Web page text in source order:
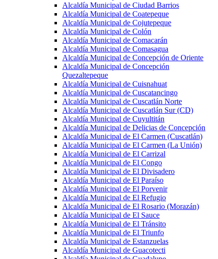
Alcaldía Municipal de Ciudad Barrios
Alcaldía Municipal de Coatepeque
Alcaldía Municipal de Cojutepeque
Alcaldía Municipal de Colón
Alcaldía Municipal de Comacarán
Alcaldía Municipal de Comasagua
Alcaldía Municipal de Concepción de Oriente
Alcaldía Municipal de Concepción
Quezaltepeque
Alcaldía Municipal de Cuisnahuat
Alcaldía Municipal de Cuscatancingo
Alcaldía Municipal de Cuscatlán Norte
Alcaldía Municipal de Cuscatlán Sur (CD)
Alcaldía Municipal de Cuyultitán
Alcaldía Municipal de Delicias de Concepción
Alcaldía Municipal de El Carmen (Cuscatlán)
Alcaldía Municipal de El Carmen (La Unión)
Alcaldía Municipal de El Carrizal
Alcaldía Municipal de El Congo
Alcaldía Municipal de El Divisadero
Alcaldía Municipal de El Paraíso
Alcaldía Municipal de El Porvenir
Alcaldía Municipal de El Refugio
Alcaldía Municipal de El Rosario (Morazán)
Alcaldía Municipal de El Sauce
Alcaldía Municipal de El Tránsito
Alcaldía Municipal de El Triunfo
Alcaldía Municipal de Estanzuelas
Alcaldía Municipal de Guacotecti